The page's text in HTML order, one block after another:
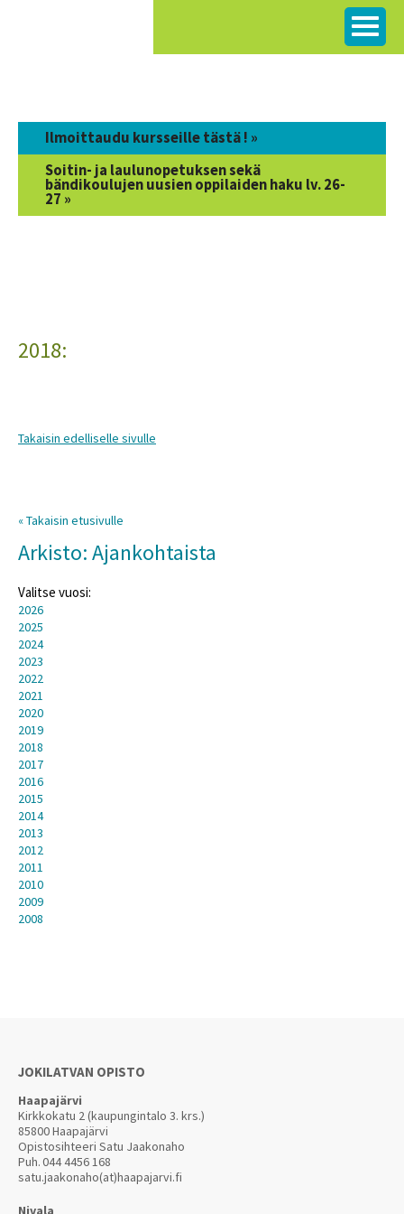
Ilmoittaudu kursseille tästä ! »
Soitin- ja laulunopetuksen sekä
bändikoulujen uusien oppilaiden haku lv. 26-
27 »
2018:
Takaisin edelliselle sivulle
« Takaisin etusivulle
Arkisto: Ajankohtaista
Valitse vuosi:
2026
2025
2024
2023
2022
2021
2020
2019
2018
2017
2016
2015
2014
2013
2012
2011
2010
2009
2008
JOKILATVAN OPISTO
Haapajärvi
Kirkkokatu 2 (kaupungintalo 3. krs.)
85800 Haapajärvi
Opistosihteeri Satu Jaakonaho
Puh.044 4456 168
satu.jaakonaho(at)haapajarvi.fi
Nivala